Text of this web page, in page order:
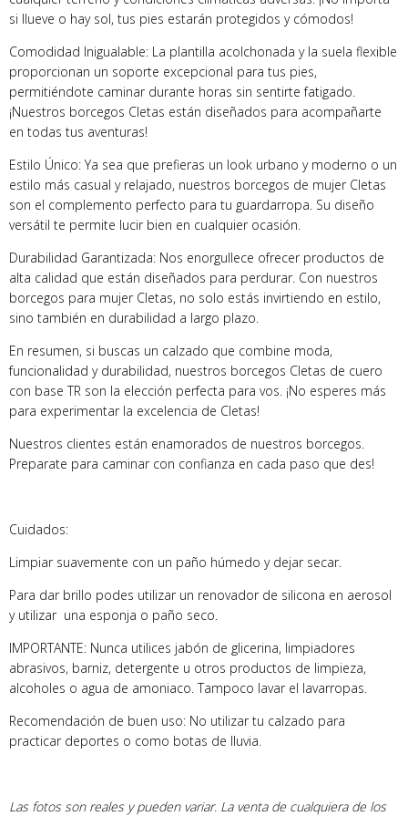
si llueve o hay sol, tus pies estarán protegidos y cómodos!
Comodidad Inigualable: La plantilla acolchonada y la suela flexible
proporcionan un soporte excepcional para tus pies,
permitiéndote caminar durante horas sin sentirte fatigado.
¡Nuestros borcegos Cletas están diseñados para acompañarte
en todas tus aventuras!
Estilo Único: Ya sea que prefieras un look urbano y moderno o un
estilo más casual y relajado, nuestros borcegos de mujer Cletas
son el complemento perfecto para tu guardarropa. Su diseño
versátil te permite lucir bien en cualquier ocasión.
Durabilidad Garantizada: Nos enorgullece ofrecer productos de
alta calidad que están diseñados para perdurar. Con nuestros
borcegos para mujer Cletas, no solo estás invirtiendo en estilo,
sino también en durabilidad a largo plazo.
En resumen, si buscas un calzado que combine moda,
funcionalidad y durabilidad, nuestros borcegos Cletas de cuero
con base TR son la elección perfecta para vos. ¡No esperes más
para experimentar la excelencia de Cletas!
Nuestros clientes están enamorados de nuestros borcegos.
Preparate para caminar con confianza en cada paso que des!
Cuidados:
Limpiar suavemente con un paño húmedo y dejar secar.
Para dar brillo podes utilizar un renovador de silicona en aerosol
y utilizar una esponja o paño seco.
IMPORTANTE: Nunca utilices jabón de glicerina, limpiadores
abrasivos, barniz, detergente u otros productos de limpieza,
alcoholes o agua de amoniaco. Tampoco lavar el lavarropas.
Recomendación de buen uso: No utilizar tu calzado para
practicar deportes o como botas de lluvia.
Las fotos son reales y pueden variar. La venta de cualquiera de los